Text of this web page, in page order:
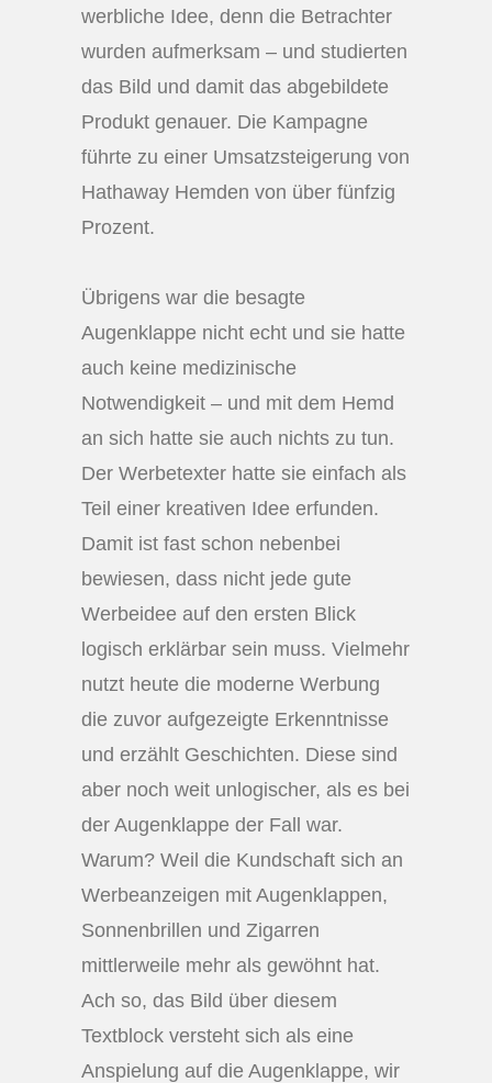
werbliche Idee, denn die Betrachter
wurden aufmerksam – und studierten
das Bild und damit das abgebildete
Produkt genauer. Die Kampagne
führte zu einer Umsatzsteigerung von
Hathaway Hemden von über fünfzig
Prozent.
Übrigens war die besagte
Augenklappe nicht echt und sie hatte
auch keine medizinische
Notwendigkeit – und mit dem Hemd
an sich hatte sie auch nichts zu tun.
Der Werbetexter hatte sie einfach als
Teil einer kreativen Idee erfunden.
Damit ist fast schon nebenbei
bewiesen, dass nicht jede gute
Werbeidee auf den ersten Blick
logisch erklärbar sein muss. Vielmehr
nutzt heute die moderne Werbung
die zuvor aufgezeigte Erkenntnisse
und erzählt Geschichten. Diese sind
aber noch weit unlogischer, als es bei
der Augenklappe der Fall war.
Warum? Weil die Kundschaft sich an
Werbeanzeigen mit Augenklappen,
Sonnenbrillen und Zigarren
mittlerweile mehr als gewöhnt hat.
Ach so, das Bild über diesem
Textblock versteht sich als eine
Anspielung auf die Augenklappe, wir